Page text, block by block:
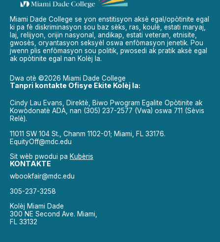
Miami Dade College se yon enstitisyon aksè egal/opòtinite egal
ki pa fè diskriminasyon sou baz sèks, ras, koulè, estati maryaj,
laj, relijyon, orijin nasyonal, andikap, estati veteran, etnisite,
gwosès, oryantasyon seksyèl oswa enfòmasyon jenetik. Pou
jwenn plis enfòmasyon sou politik, pwosedi ak pratik aksè egal
ak opòtinite egal nan Kolèj la.
Dwa otè ©2026 Miami Dade College
Tanpri kontakte Ofisye Ekite Kolèj la:
Cindy Lau Evans, Direktè, Biwo Pwogram Egalite Opòtinite ak
Kowòdonatè ADA, nan (305) 237-2577 (Vwa) oswa 711 (Sèvis
Relè).
11011 SW 104 St., Chanm 1102-01; Miami, FL 33176.
EquityOff@mdc.edu
Sit wèb pwodui pa Kubèris
KONTAKTE
wbookfair@mdc.edu
305-237-3258
Kolèj Miami Dade
300 NE Second Ave. Miami,
FL 33132